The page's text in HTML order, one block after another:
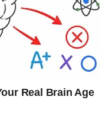
SRCE
ponekad ne pate
duboko. Ribe često
se pitaju zašto ih